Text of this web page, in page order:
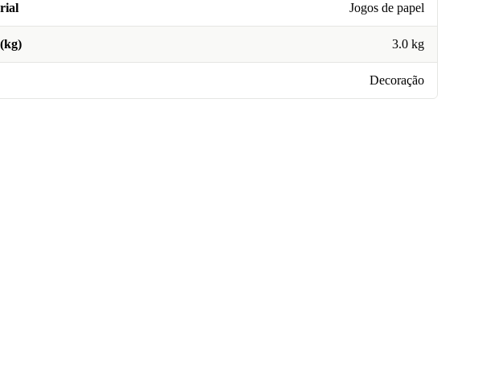
Jogos de papel
3.0 kg
Decoração